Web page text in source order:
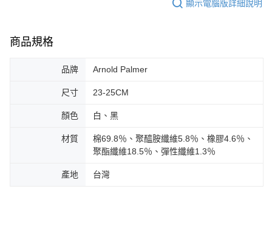
顯示電腦版詳細說明
商品規格
品牌 Arnold Palmer
尺寸 23-25CM
顏色 白、黑
材質
棉69.8％、聚醯胺纖維5.8％、橡膠4.6％、
聚酯纖維18.5％、彈性纖維1.3％
產地 台灣